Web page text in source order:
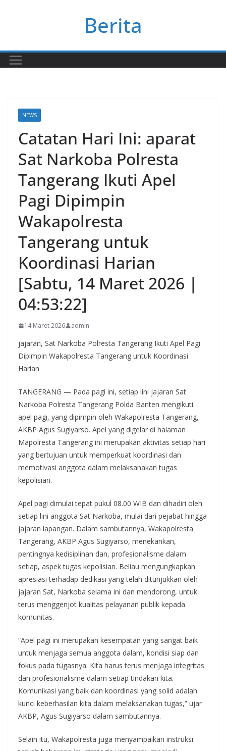
Berita
NEWS
Catatan Hari Ini: aparat
Sat Narkoba Polresta
Tangerang Ikuti Apel
Pagi Dipimpin
Wakapolresta
Tangerang untuk
Koordinasi Harian
[Sabtu, 14 Maret 2026 |
04:53:22]
14 Maret 2026 admin
jajaran, Sat Narkoba Polresta Tangerang Ikuti Apel Pagi
Dipimpin Wakapolresta Tangerang untuk Koordinasi
Harian
TANGERANG — Pada pagi ini, setiap lini jajaran Sat
Narkoba Polresta Tangerang Polda Banten mengikuti
apel pagi, yang dipimpin oleh Wakapolresta Tangerang,
AKBP Agus Sugiyarso. Apel yang digelar di halaman
Mapolresta Tangerang ini merupakan aktivitas setiap hari
yang bertujuan untuk memperkuat koordinasi dan
memotivasi anggota dalam melaksanakan tugas
kepolisian.
Apel pagi dimulai tepat pukul 08.00 WIB dan dihadiri oleh
setiap lini anggota Sat Narkoba, mulai dari pejabat hingga
jajaran lapangan. Dalam sambutannya, Wakapolresta
Tangerang, AKBP Agus Sugiyarso, menekankan,
pentingnya kedisiplinan dan, profesionalisme dalam
setiap, aspek tugas kepolisian. Beliau mengungkapkan
apresiasi terhadap dedikasi yang telah ditunjukkan oleh
jajaran Sat, Narkoba selama ini dan mendorong, untuk
terus menggenjot kualitas pelayanan publik kepada
komunitas.
“Apel pagi ini merupakan kesempatan yang sangat baik
untuk menjaga semua anggota dalam, kondisi siap dan
fokus pada tugasnya. Kita harus terus menjaga integritas
dan profesionalisme dalam setiap tindakan kita.
Komunikasi yang baik dan koordinasi yang solid adalah
kunci keberhasilan kita dalam melaksanakan tugas,” ujar
AKBP, Agus Sugiyarso dalam sambutannya.
Selain itu, Wakapolresta juga menyampaikan instruksi